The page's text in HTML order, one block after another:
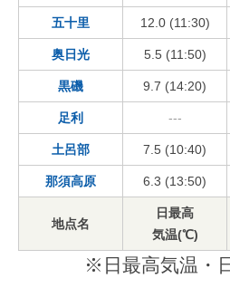
五十里 12.0 (11:30)
奥日光 5.5 (11:50)
黒磯 9.7 (14:20)
足利 ---
土呂部 7.5 (10:40)
那須高原 6.3 (13:50)
地点名
日最高
気温(℃)
※日最高気温・